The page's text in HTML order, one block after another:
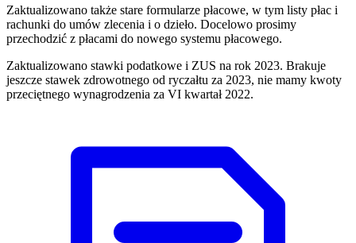
Zaktualizowano także stare formularze płacowe, w tym listy płac i
rachunki do umów zlecenia i o dzieło. Docelowo prosimy
przechodzić z płacami do nowego systemu płacowego.
Zaktualizowano stawki podatkowe i ZUS na rok 2023. Brakuje
jeszcze stawek zdrowotnego od ryczałtu za 2023, nie mamy kwoty
przeciętnego wynagrodzenia za VI kwartał 2022.